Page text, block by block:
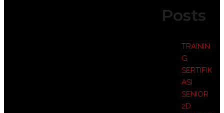
Posts
TRAININ
G
SERTIFIK
ASI
SENIOR
2D